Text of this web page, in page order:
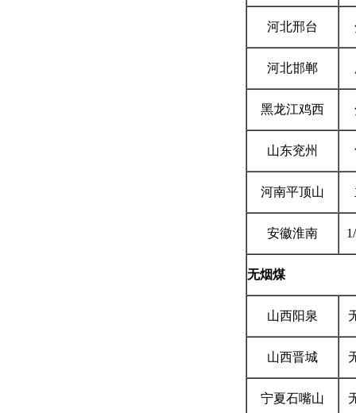
河北邢台
河北邯郸
黑龙江鸡西
山东兖州
河南平顶山
安徽淮南
无烟煤
山西阳泉
山西晋城
宁夏石嘴山